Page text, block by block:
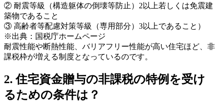
② 耐震等級（構造躯体の倒壊等防止）2以上若しくは免震建
築物であること
③ 高齢者等配慮対策等級（専用部分）3以上であること）
※出典：国税庁ホームページ
耐震性能や断熱性能、バリアフリー性能が高い住宅ほど、非
課税枠が増える制度となっているのです。
2. 住宅資金贈与の非課税の特例を受け
るための条件は？